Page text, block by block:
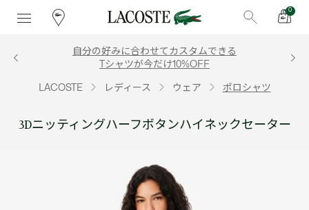
0
自分の好みに合わせてカスタムできる
Tシャツが今だけ10%OFF
LACOSTE レディース ウェア ポロシャツ
3Dニッティングハーフボタンハイネックセーター